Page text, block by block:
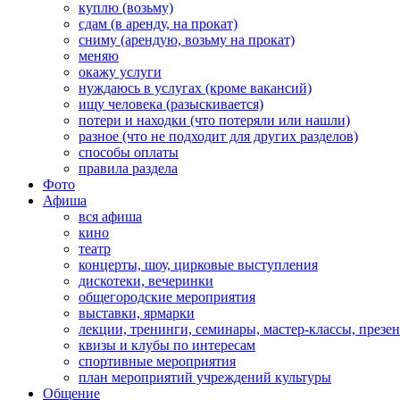
куплю (возьму)
сдам (в аренду, на прокат)
сниму (арендую, возьму на прокат)
меняю
окажу услуги
нуждаюсь в услугах (кроме вакансий)
ищу человека (разыскивается)
потери и находки (что потеряли или нашли)
разное (что не подходит для других разделов)
способы оплаты
правила раздела
Фото
Афиша
вся афиша
кино
театр
концерты, шоу, цирковые выступления
дискотеки, вечеринки
общегородские мероприятия
выставки, ярмарки
лекции, тренинги, семинары, мастер-классы,
квизы и клубы по интересам
спортивные мероприятия
план мероприятий учреждений культуры
Общение